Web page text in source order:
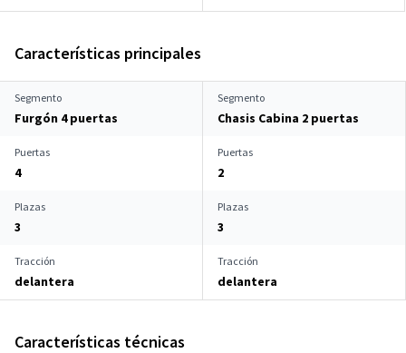
Características principales
Segmento
Furgón 4 puertas
Segmento
Chasis Cabina 2 puertas
Puertas
4
Puertas
2
Plazas
3
Plazas
3
Tracción
delantera
Tracción
delantera
Características técnicas